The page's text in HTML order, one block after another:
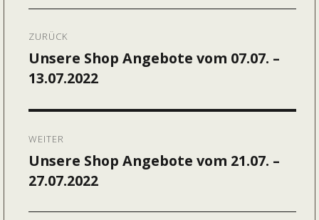
ZURÜCK
Vorheriger
Beitrag:
Unsere Shop Angebote vom 07.07. –
13.07.2022
WEITER
Nächster
Beitrag:
Unsere Shop Angebote vom 21.07. –
27.07.2022